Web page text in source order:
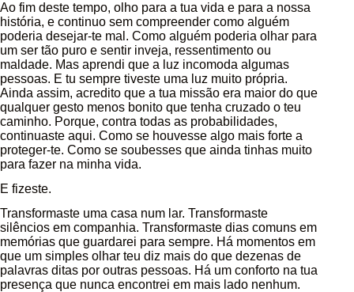
Ao fim deste tempo, olho para a tua vida e para a nossa
história, e continuo sem compreender como alguém
poderia desejar-te mal. Como alguém poderia olhar para
um ser tão puro e sentir inveja, ressentimento ou
maldade. Mas aprendi que a luz incomoda algumas
pessoas. E tu sempre tiveste uma luz muito própria.
Ainda assim, acredito que a tua missão era maior do que
qualquer gesto menos bonito que tenha cruzado o teu
caminho. Porque, contra todas as probabilidades,
continuaste aqui. Como se houvesse algo mais forte a
proteger-te. Como se soubesses que ainda tinhas muito
para fazer na minha vida.
E fizeste.
Transformaste uma casa num lar. Transformaste
silêncios em companhia. Transformaste dias comuns em
memórias que guardarei para sempre. Há momentos em
que um simples olhar teu diz mais do que dezenas de
palavras ditas por outras pessoas. Há um conforto na tua
presença que nunca encontrei em mais lado nenhum.